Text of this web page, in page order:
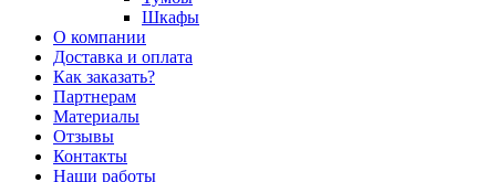
Шкафы
О компании
Доставка и оплата
Как заказать?
Партнерам
Материалы
Отзывы
Контакты
Наши работы